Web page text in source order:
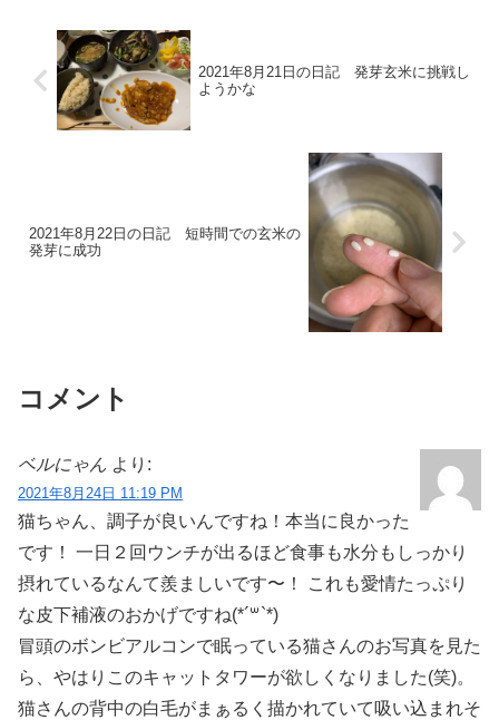
2021年8月21日の日記 発芽玄米に挑戦し
ようかな
2021年8月22日の日記 短時間での玄米の
発芽に成功
コメント
ベルにゃん より:
2021年8月24日 11:19 PM
猫ちゃん、調子が良いんですね！本当に良かった
です！ 一日２回ウンチが出るほど食事も水分もしっかり
摂れているなんて羨ましいです〜！ これも愛情たっぷり
な皮下補液のおかげですね(*´꒳`*)
冒頭のボンビアルコンで眠っている猫さんのお写真を見た
ら、やはりこのキャットタワーが欲しくなりました(笑)。
猫さんの背中の白毛がまぁるく描かれていて吸い込まれそ